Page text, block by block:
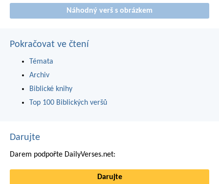
Náhodný verš s obrázkem
Pokračovat ve čtení
Témata
Archiv
Biblické knihy
Top 100 Biblických veršů
Darujte
Darem podpořte DailyVerses.net:
Darujte